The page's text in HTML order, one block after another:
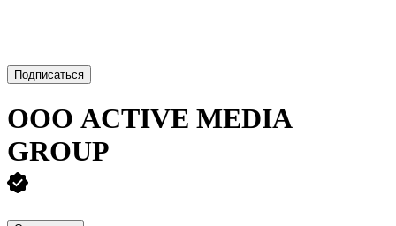
Подписаться
ООО ACTIVE MEDIA
GROUP